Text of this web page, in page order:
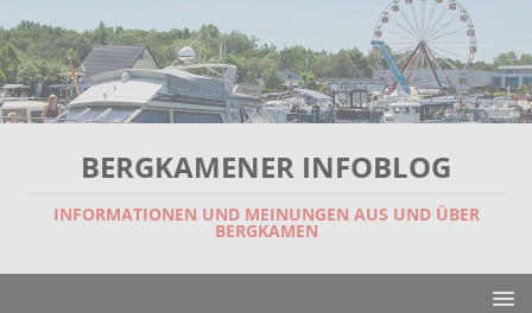
BERGKAMENER INFOBLOG
INFORMATIONEN UND MEINUNGEN AUS UND ÜBER
BERGKAMEN